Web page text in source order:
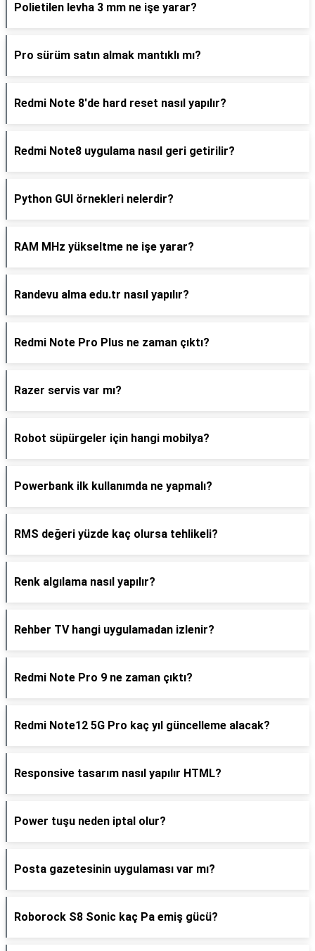
Polietilen levha 3 mm ne işe yarar?
Pro sürüm satın almak mantıklı mı?
Redmi Note 8'de hard reset nasıl yapılır?
Redmi Note8 uygulama nasıl geri getirilir?
Python GUI örnekleri nelerdir?
RAM MHz yükseltme ne işe yarar?
Randevu alma edu.tr nasıl yapılır?
Redmi Note Pro Plus ne zaman çıktı?
Razer servis var mı?
Robot süpürgeler için hangi mobilya?
Powerbank ilk kullanımda ne yapmalı?
RMS değeri yüzde kaç olursa tehlikeli?
Renk algılama nasıl yapılır?
Rehber TV hangi uygulamadan izlenir?
Redmi Note Pro 9 ne zaman çıktı?
Redmi Note12 5G Pro kaç yıl güncelleme alacak?
Responsive tasarım nasıl yapılır HTML?
Power tuşu neden iptal olur?
Posta gazetesinin uygulaması var mı?
Roborock S8 Sonic kaç Pa emiş gücü?